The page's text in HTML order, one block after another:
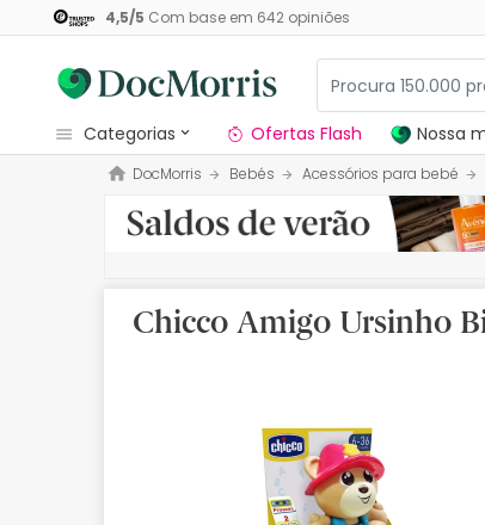
4,5/5 Com base em 642opiniões
categorias
Dermocosmetica
Nossa marca
Medicamentos
Ofertas Flash Nossa
DocMorris Bebés Acessórios para bebé
Chicco Amigo Ursinho